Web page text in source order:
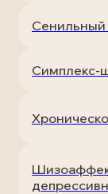
Сенильный
Симплекс-